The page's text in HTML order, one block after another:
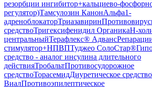
резорбции ингибитор+кальциево-
регулятор)Тамсулозин КанонАльфа1-
адреноблокаторТриазавирин
средствоТригексифенидил ОрганикаН-
центральныйТерафлекс® Адванс
стимулятор+НПВПТуджео СолоСтар®
средство - аналог инсулина длительного
действияТробальтПротивосудорожное
средствоТорасемидДиуретическое средство
ВиалПротивоэпилептическое